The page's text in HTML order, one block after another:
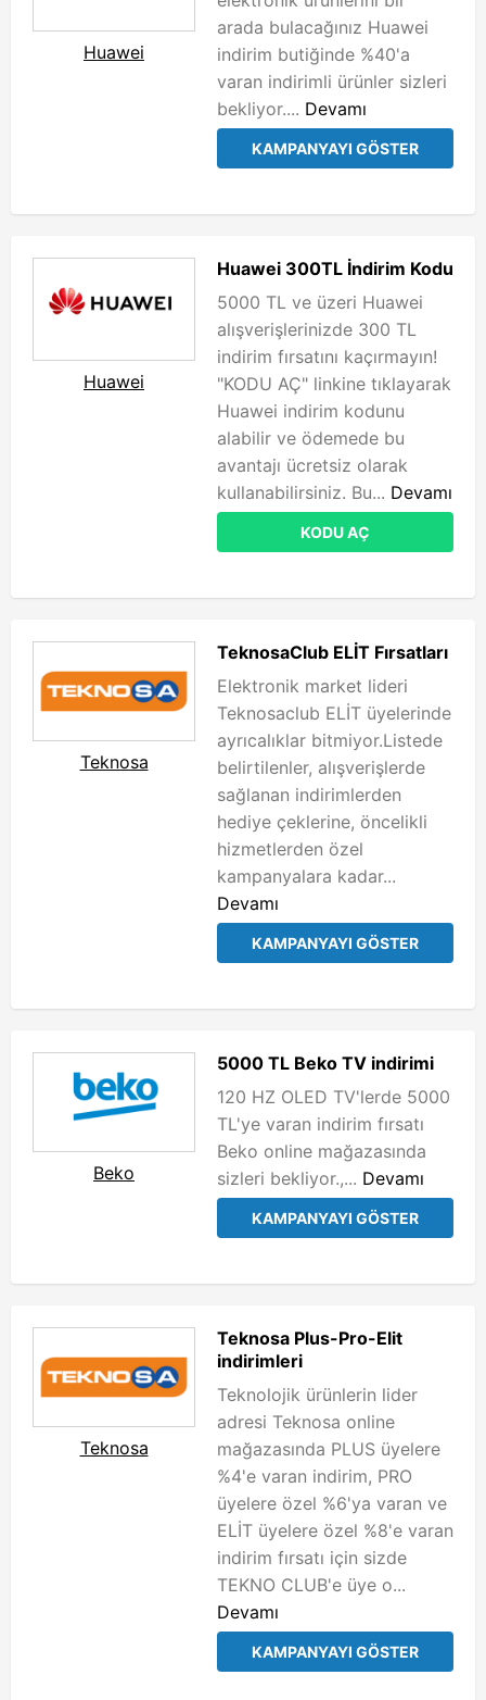
Huawei
arada bulacağınız Huawei
indirim butiğinde %40'a
varan indirimli ürünler sizleri
bekliyor.... Devamı
KAMPANYAYI GÖSTER
Huawei
Huawei 300TL İndirim Kodu
5000 TL ve üzeri Huawei
alışverişlerinizde 300 TL
indirim fırsatını kaçırmayın!
"KODU AÇ" linkine tıklayarak
Huawei indirim kodunu
alabilir ve ödemede bu
avantajı ücretsiz olarak
kullanabilirsiniz. Bu... Devamı
KODU AÇ
Teknosa
TeknosaClub ELİT Fırsatları
Elektronik market lideri
Teknosaclub ELİT üyelerinde
ayrıcalıklar bitmiyor.Listede
belirtilenler, alışverişlerde
sağlanan indirimlerden
hediye çeklerine, öncelikli
hizmetlerden özel
kampanyalara kadar...
Devamı
KAMPANYAYI GÖSTER
Beko
5000 TL Beko TV indirimi
120 HZ OLED TV'lerde 5000
TL'ye varan indirim fırsatı
Beko online mağazasında
sizleri bekliyor.,... Devamı
KAMPANYAYI GÖSTER
Teknosa
Teknosa Plus-Pro-Elit
indirimleri
Teknolojik ürünlerin lider
adresi Teknosa online
mağazasında PLUS üyelere
%4'e varan indirim, PRO
üyelere özel %6'ya varan ve
ELİT üyelere özel %8'e varan
indirim fırsatı için sizde
TEKNO CLUB'e üye o...
Devamı
KAMPANYAYI GÖSTER